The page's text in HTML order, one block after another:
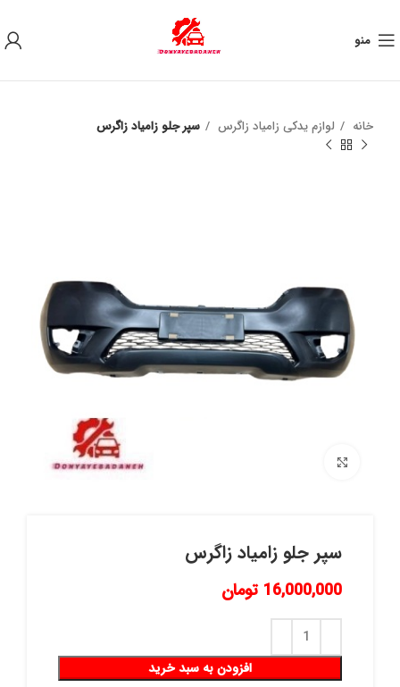
منو
خانه لوازم یدکی زامیاد زاگرس سپر جلو زامیاد زاگرس
سپر جلو زامیاد زاگرس
16,000,000 تومان
افزودن به سبد خرید
به علت نوسان ارز ، لطفا قبل از خرید تماس بگیرید.